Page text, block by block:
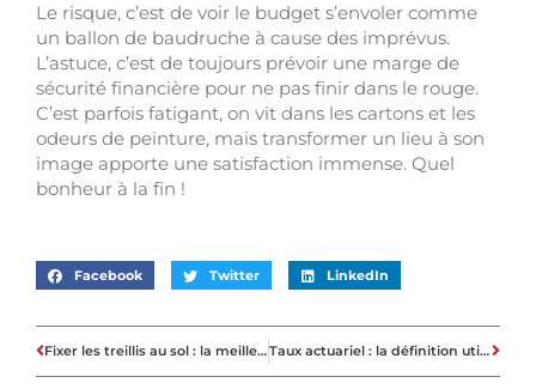
Le risque, c’est de voir le budget s’envoler comme
un ballon de baudruche à cause des imprévus.
L’astuce, c’est de toujours prévoir une marge de
sécurité financière pour ne pas finir dans le rouge.
C’est parfois fatigant, on vit dans les cartons et les
odeurs de peinture, mais transformer un lieu à son
image apporte une satisfaction immense. Quel
bonheur à la fin !
Facebook Twitter LinkedIn
Fixer les treillis au sol : la meilleure technique pour une stabilité maximale Taux actuariel : la définition utile pour comparer efficacement les offres bancaires